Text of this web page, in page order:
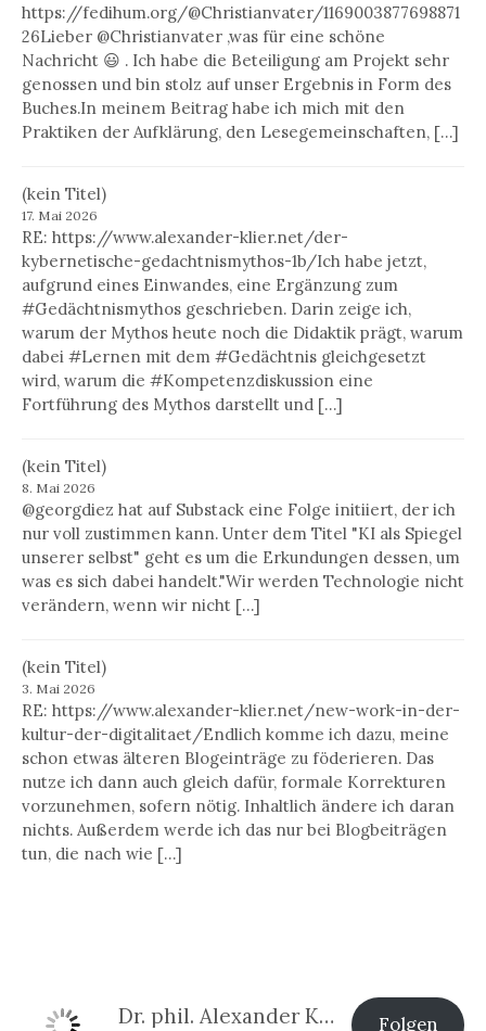
https://fedihum.org/@Christianvater/1169003877698871
26Lieber @Christianvater ,was für eine schöne
Nachricht 😃 . Ich habe die Beteiligung am Projekt sehr
genossen und bin stolz auf unser Ergebnis in Form des
Buches.In meinem Beitrag habe ich mich mit den
Praktiken der Aufklärung, den Lesegemeinschaften, […]
(kein Titel)
17. Mai 2026
RE: https://www.alexander-klier.net/der-
kybernetische-gedachtnismythos-1b/Ich habe jetzt,
aufgrund eines Einwandes, eine Ergänzung zum
#Gedächtnismythos geschrieben. Darin zeige ich,
warum der Mythos heute noch die Didaktik prägt, warum
dabei #Lernen mit dem #Gedächtnis gleichgesetzt
wird, warum die #Kompetenzdiskussion eine
Fortführung des Mythos darstellt und […]
(kein Titel)
8. Mai 2026
@georgdiez hat auf Substack eine Folge initiiert, der ich
nur voll zustimmen kann. Unter dem Titel "KI als Spiegel
unserer selbst" geht es um die Erkundungen dessen, um
was es sich dabei handelt."Wir werden Technologie nicht
verändern, wenn wir nicht […]
(kein Titel)
3. Mai 2026
RE: https://www.alexander-klier.net/new-work-in-der-
kultur-der-digitalitaet/Endlich komme ich dazu, meine
schon etwas älteren Blogeinträge zu föderieren. Das
nutze ich dann auch gleich dafür, formale Korrekturen
vorzunehmen, sofern nötig. Inhaltlich ändere ich daran
nichts. Außerdem werde ich das nur bei Blogbeiträgen
tun, die nach wie […]
Dr. phil. Alexander Klier Folgen